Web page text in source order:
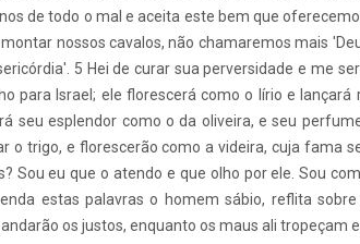
de todo o mal e aceita este bem que
nossos cavalos, não chamaremos mais
5 Hei de curar sua perversidade e me
para Israel; ele florescerá como o lírio e lançará
seu esplendor como o da oliveira, e seu
o trigo, e florescerão como a videira, cuja fama
Sou eu que o atendo e que olho por ele. Sou
estas palavras o homem sábio, reflita
os justos, enquanto os maus ali tropeçam e